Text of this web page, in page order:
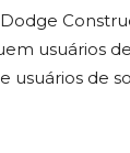
usuários
usuários de